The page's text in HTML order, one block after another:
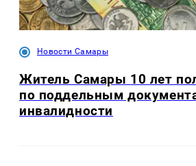
Новости Самары
Житель Самары 10 лет
по поддельным
инвалидности